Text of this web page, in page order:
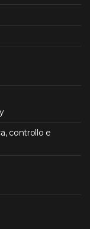
controllo e